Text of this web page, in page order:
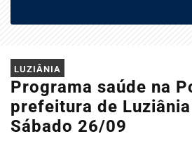
LUZIÂNIA
Programa saúde na
prefeitura de
Sábado 26/09